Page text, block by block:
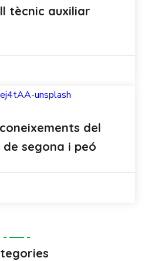
tècnic auxiliar
del
segona i peó